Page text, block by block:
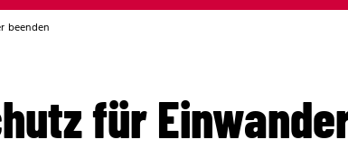
beenden
für